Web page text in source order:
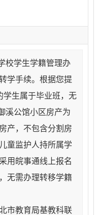
校学生学籍管理办
学手续。根据您提
学生属于毕业班，无
溪公馆小区房产为
产，不包含分割房
童监护人持所属学
用皖事通线上报名
无需办理转移学籍
市教育局基教科联